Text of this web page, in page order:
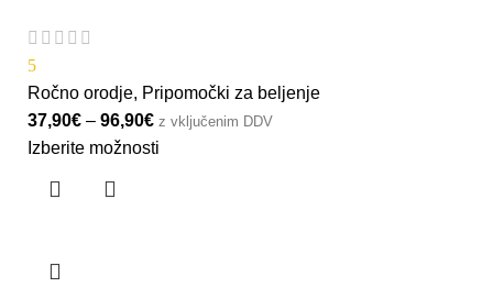
5
Ročno orodje, Pripomočki za beljenje
37,90€ – 96,90€ z vključenim DDV
Izberite možnosti